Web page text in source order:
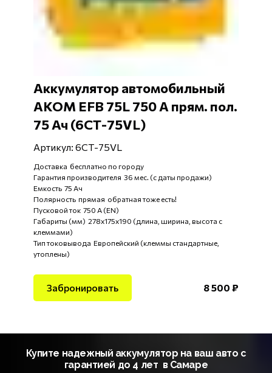
Аккумулятор автомобильный
АКОМ EFB 75L 750 А прям. пол.
75 Ач (6СТ-75VL)
Артикул: 6СТ-75VL
Доставка бесплатно по городу
Гарантия производителя 36 мес. (с даты продажи)
Емкость 75 Ач
Полярность прямая обратная тоже есть!
Пусковой ток 750 А (EN)
Габариты (мм) 278x175x190 (длина, ширина, высота с
клеммами)
Тип токовывода Европейский (клеммы стандартные,
утоплены)
Забронировать 8 500 ₽
Купите надежный аккумулятор на ваш авто с
гарантией до 4 лет в Самаре